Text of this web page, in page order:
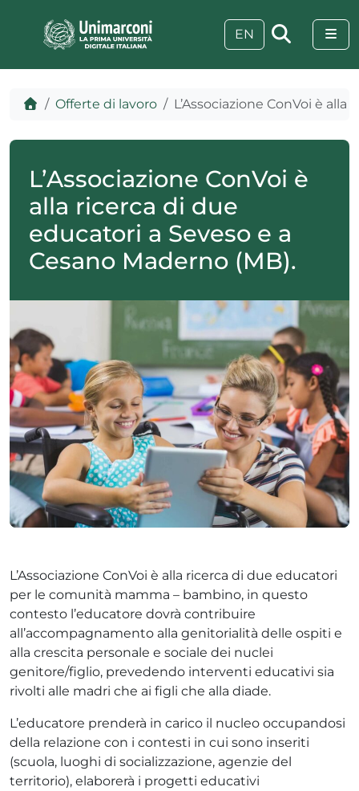
EN
Home
Offerte di lavoro L’Associazione ConVoi è
L’Associazione ConVoi è
alla ricerca di due
educatori a Seveso e a
Cesano Maderno (MB).
L’Associazione ConVoi è alla ricerca di due educatori
per le comunità mamma – bambino, in questo
contesto l’educatore dovrà contribuire
all’accompagnamento alla genitorialità delle ospiti e
alla crescita personale e sociale dei nuclei
genitore/figlio, prevedendo interventi educativi sia
rivolti alle madri che ai figli che alla diade.
L’educatore prenderà in carico il nucleo occupandosi
della relazione con i contesti in cui sono inseriti
(scuola, luoghi di socializzazione, agenzie del
territorio), elaborerà i progetti educativi